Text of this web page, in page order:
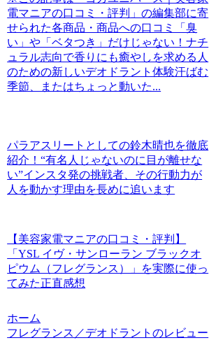
電マニアの口コミ・評判」の編集部に寄
せられた各商品・商品への口コミ「臭
い」や「ベタつき」だけじゃない！ナチ
ュラル志向で香りにも癒やしを求める人
のための新しいデオドラント体験汗ばむ
季節、またはちょっと動いた...
パラアスリートとしての鈴木晴也を徹底
紹介！“有名人じゃないのに目が離せな
い”インスタ発の挑戦者、その行動力が
人を動かす理由を長めに追います
【美容家電マニアの口コミ・評判】
「YSL イヴ・サンローラン ブラックオ
ピウム（フレグランス）」を実際に使っ
てみた正直感想
ホーム
フレグランス／デオドラントのレビュー